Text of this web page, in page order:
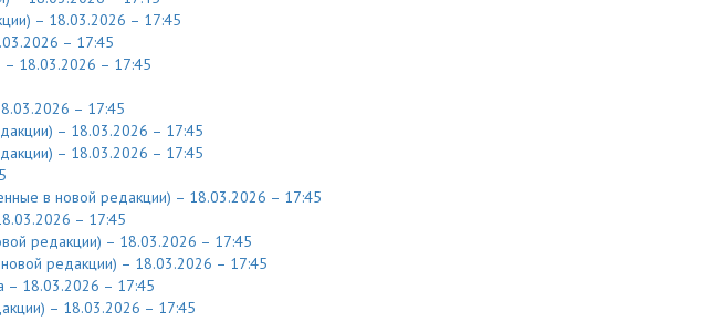
– 18.03.2026 – 17:45
– 17:45
– 18.03.2026 – 17:45
– 17:45
– 18.03.2026 – 17:45
– 18.03.2026 – 17:45
в новой редакции) – 18.03.2026 – 17:45
– 17:45
редакции) – 18.03.2026 – 17:45
редакции) – 18.03.2026 – 17:45
– 18.03.2026 – 17:45
– 18.03.2026 – 17:45